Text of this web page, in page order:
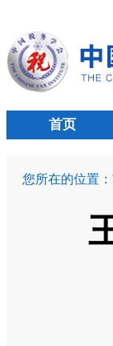
首页
您所在的位置：